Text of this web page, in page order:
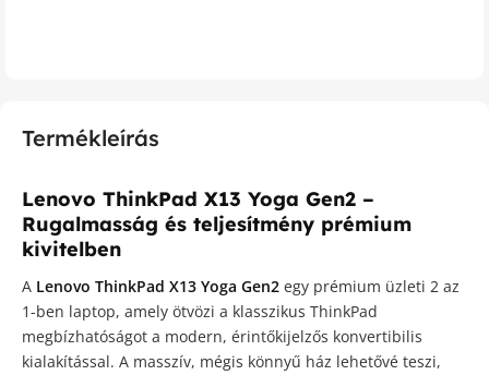
Termékleírás
Lenovo ThinkPad X13 Yoga Gen2 –
Rugalmasság és teljesítmény prémium
kivitelben
A Lenovo ThinkPad X13 Yoga Gen2 egy prémium üzleti 2 az
1-ben laptop, amely ötvözi a klasszikus ThinkPad
megbízhatóságot a modern, érintőkijelzős konvertibilis
kialakítással. A masszív, mégis könnyű ház lehetővé teszi,